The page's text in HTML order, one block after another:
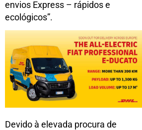
envios Express – rápidos e
ecológicos”.
Devido à elevada procura de